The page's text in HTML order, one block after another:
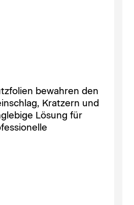
bewahren den
Kratzern und
Lösung für